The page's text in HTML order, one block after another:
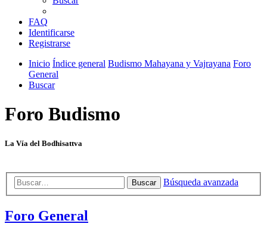
FAQ
Identificarse
Registrarse
Inicio Índice general Budismo Mahayana y Vajrayana Foro
General
Buscar
Foro Budismo
La Vía del Bodhisattva
Buscar Búsqueda avanzada
Foro General